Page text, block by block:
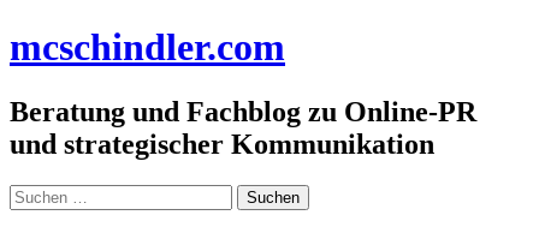
Inhalt
mcschindler.com
Beratung und Fachblog zu Online-PR
und strategischer Kommunikation
Suchen
nach: